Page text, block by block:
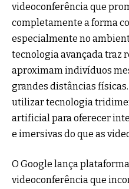
videoconferência que
completamente a forma
especialmente no
tecnologia avançada traz
aproximam indivíduos
grandes distâncias
utilizar tecnologia
artificial para oferecer
e imersivas do que as
O Google lança
videoconferência que